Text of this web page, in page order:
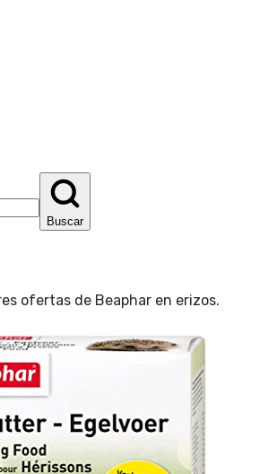
Buscar
ofertas de Beaphar en erizos.